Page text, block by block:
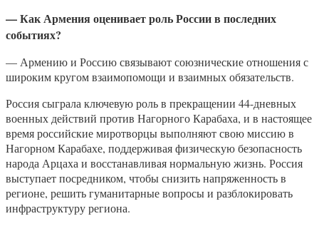
— Как Армения оценивает роль России в последних
событиях?
— Армению и Россию связывают союзнические отношения с
широким кругом взаимопомощи и взаимных обязательств.
Россия сыграла ключевую роль в прекращении 44-дневных
военных действий против Нагорного Карабаха, и в настоящее
время российские миротворцы выполняют свою миссию в
Нагорном Карабахе, поддерживая физическую безопасность
народа Арцаха и восстанавливая нормальную жизнь. Россия
выступает посредником, чтобы снизить напряженность в
регионе, решить гуманитарные вопросы и разблокировать
инфраструктуру региона.